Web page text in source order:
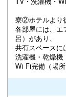
寮②ホテルより
各部屋には、エ
呂）があり、
共有スペースに
洗濯機・乾燥機
Wi-Fi完備（場